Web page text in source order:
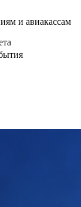
и авиакассам